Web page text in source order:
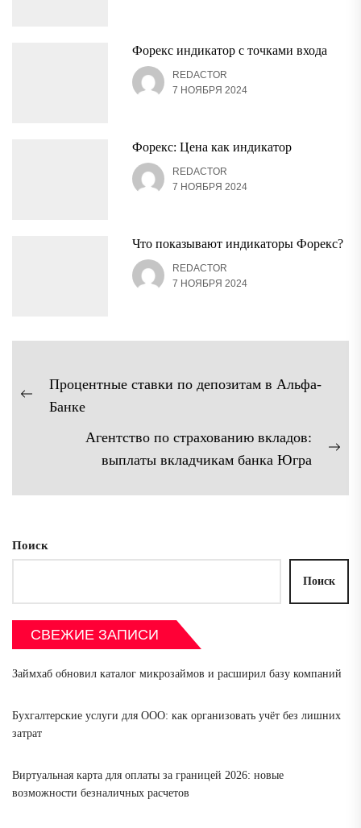
Форекс индикатор с точками входа
REDACTOR
7 НОЯБРЯ 2024
Форекс: Цена как индикатор
REDACTOR
7 НОЯБРЯ 2024
Что показывают индикаторы Форекс?
REDACTOR
7 НОЯБРЯ 2024
Навигация
по
записям
Предыдущая
Процентные ставки по депозитам в Альфа-
Банке
Агентство по страхованию вкладов:
выплаты вкладчикам банка Югра
Поиск
Поиск
СВЕЖИЕ ЗАПИСИ
Займхаб обновил каталог микрозаймов и расширил базу компаний
Бухгалтерские услуги для ООО: как организовать учёт без лишних
затрат
Виртуальная карта для оплаты за границей 2026: новые
возможности безналичных расчетов